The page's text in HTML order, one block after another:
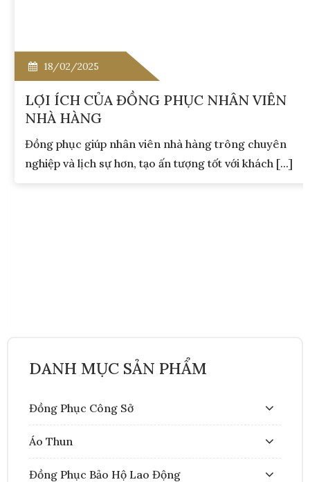
DANH MỤC SẢN PHẨM
Đồng Phục Công Sở
Áo Thun
Đồng Phục Bảo Hộ Lao Động